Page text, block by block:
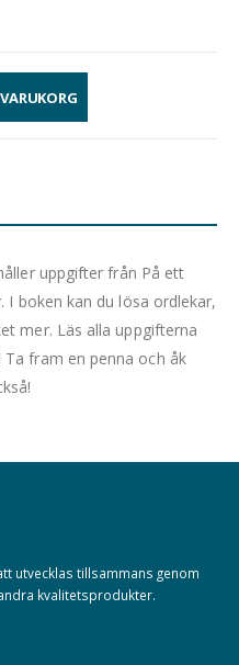
uppgifter från På ett
I boken kan du lösa ordlekar,
mer. Läs alla uppgifterna
fram en penna och åk
utvecklas tillsammans genom
kvalitetsprodukter.